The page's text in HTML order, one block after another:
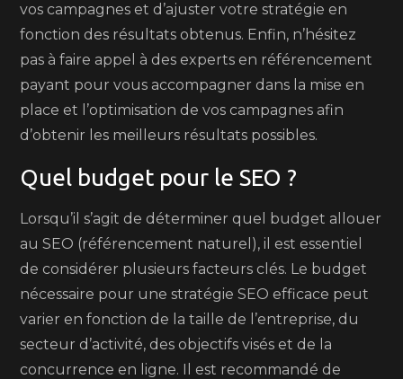
vos campagnes et d’ajuster votre stratégie en
fonction des résultats obtenus. Enfin, n’hésitez
pas à faire appel à des experts en référencement
payant pour vous accompagner dans la mise en
place et l’optimisation de vos campagnes afin
d’obtenir les meilleurs résultats possibles.
Quel budget pour le SEO ?
Lorsqu’il s’agit de déterminer quel budget allouer
au SEO (référencement naturel), il est essentiel
de considérer plusieurs facteurs clés. Le budget
nécessaire pour une stratégie SEO efficace peut
varier en fonction de la taille de l’entreprise, du
secteur d’activité, des objectifs visés et de la
concurrence en ligne. Il est recommandé de